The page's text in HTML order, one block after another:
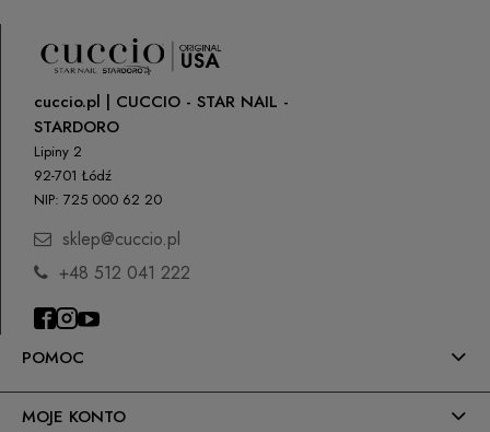
POMOC
MOJE KONTO
cuccio.pl | CUCCIO - STAR NAIL -
STARDORO
Lipiny 2
92-701 Łódź
NIP: 725 000 62 20
sklep@cuccio.pl
+48 512 041 222